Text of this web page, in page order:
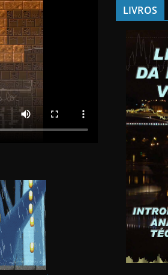
LIVROS